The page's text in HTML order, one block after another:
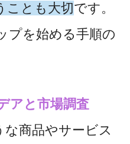
ことも大切です。
プを始める手順の
アと市場調査
商品やサービス